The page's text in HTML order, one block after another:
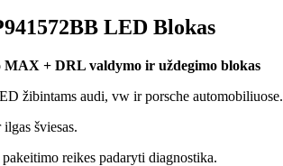
LED Blokas
+ DRL valdymo ir uždegimo blokas
žibintams audi, vw ir porsche automobiliuose.
šviesas.
reikes padaryti diagnostika.